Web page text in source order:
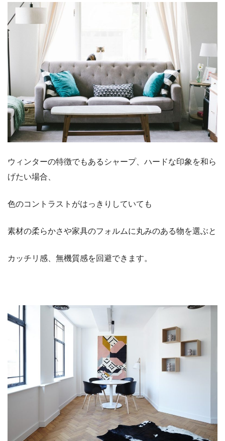
ウィンターの特徴でもあるシャープ、ハードな印象を和ら
げたい場合、
色のコントラストがはっきりしていても
素材の柔らかさや家具のフォルムに丸みのある物を選ぶと
カッチリ感、無機質感を回避できます。